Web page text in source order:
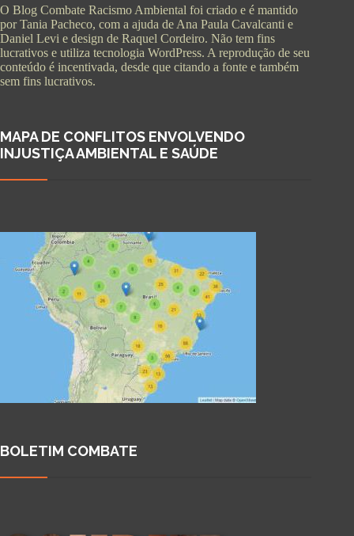
O Blog Combate Racismo Ambiental foi criado e é mantido
por Tania Pacheco, com a ajuda de Ana Paula Cavalcanti e
Daniel Levi e design de Raquel Cordeiro. Não tem fins
lucrativos e utiliza tecnologia WordPress. A reprodução de seu
conteúdo é incentivada, desde que citando a fonte e também
sem fins lucrativos.
MAPA DE CONFLITOS ENVOLVENDO
INJUSTIÇA AMBIENTAL E SAÚDE
BOLETIM COMBATE